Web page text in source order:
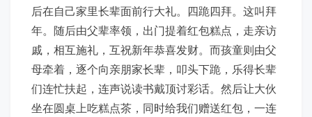
后在自己家里长辈面前行大礼。四跪四拜。这叫拜
年。随后由父辈率领，出门提着红包糕点，走亲访
戚，相互施礼，互祝新年恭喜发财。而孩童则由父
母牵着，逐个向亲朋家长辈，叩头下跪，乐得长辈
们连忙扶起，连声说读书戴顶讨彩话。然后让大伙
坐在圆桌上吃糕点茶，同时给我们赠送红包，一连